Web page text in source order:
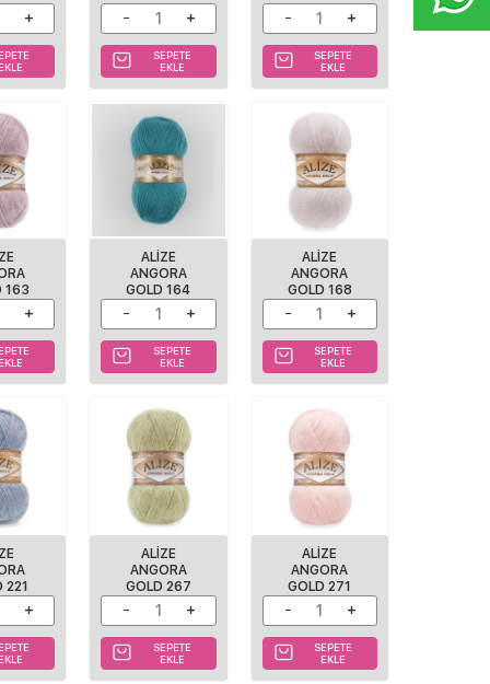
EKLE
SEPETE
EKLE
SEPETE
EKLE
163
EKLE
ALIZE
ANGORA
GOLD 164
SEPETE
EKLE
ALIZE
ANGORA
GOLD 168
SEPETE
EKLE
221
EKLE
ALIZE
ANGORA
GOLD 267
SEPETE
EKLE
ALIZE
ANGORA
GOLD 271
SEPETE
EKLE